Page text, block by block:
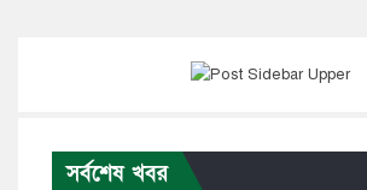
সর্বশেষ খবর